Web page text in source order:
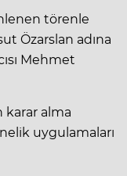
törenle
Özarslan adına
Mehmet
karar alma
uygulamaları